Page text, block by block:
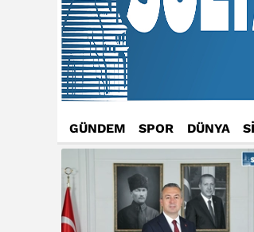
GÜNDEM SPOR DÜNYA